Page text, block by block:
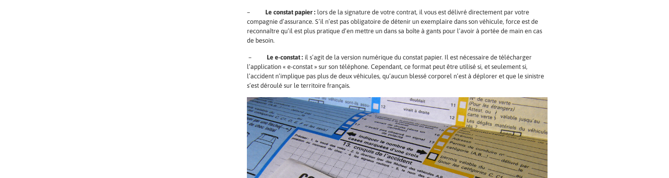
– Le constat papier : lors de la signature de votre contrat, il vous est délivré directement par votre
compagnie d’assurance. S’il n’est pas obligatoire de détenir un exemplaire dans son véhicule, force est de
reconnaître qu’il est plus pratique d’en mettre un dans sa boîte à gants pour l’avoir à portée de main en cas
de besoin.
– Le e-constat : il s’agit de la version numérique du constat papier. Il est nécessaire de télécharger
l’application « e-constat » sur son téléphone. Cependant, ce format peut être utilisé si, et seulement si,
l’accident n’implique pas plus de deux véhicules, qu’aucun blessé corporel n’est à déplorer et que le sinistre
s’est déroulé sur le territoire français.